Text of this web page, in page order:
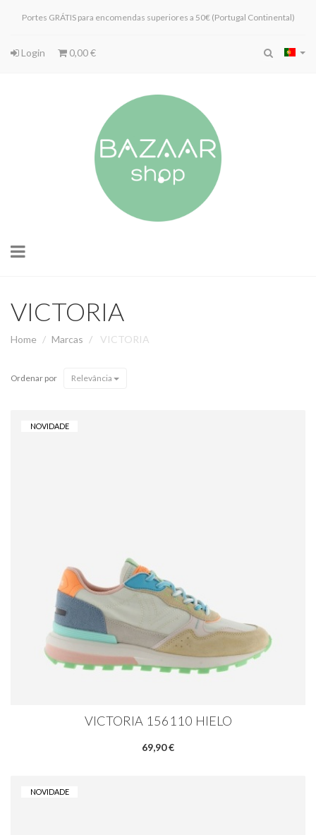
Portes GRÁTIS para encomendas superiores a 50€ (Portugal Continental)
Login 0,00 €
Toggle
VICTORIA
Home Marcas VICTORIA
Ordenar por Relevância
NOVIDADE
VICTORIA 156110 HIELO
69,90 €
NOVIDADE